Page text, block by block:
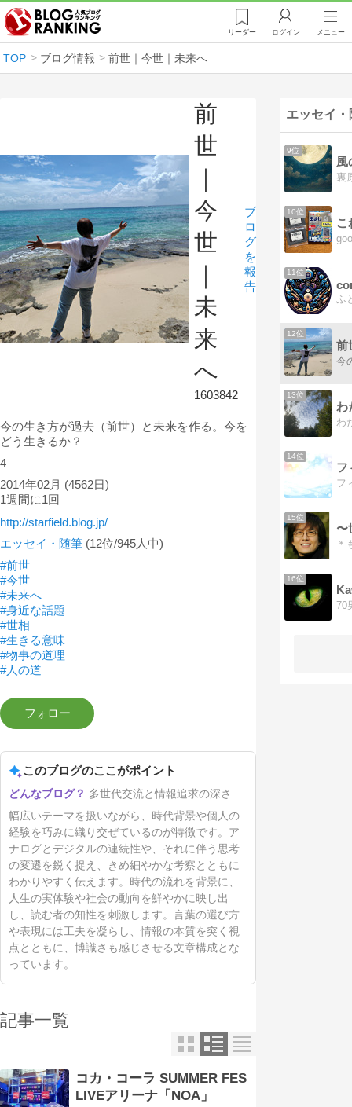
リーダー ログイン メニュー
TOP ブログ情報 前世｜今世｜未来へ
前
世
今
世
未
来
へ
1603842
ブ
ロ
グ
を
報
告
今の生き方が過去（前世）と未来を作る。今を
どう生きるか？
4
2014年02月 (4562日)
1週間に1回
http://starfield.blog.jp/
エッセイ・随筆 (12位/945人中)
#前世
#今世
#未来へ
#身近な話題
#世相
#生きる意味
#物事の道理
#人の道
このブログのここがポイント
多世代交流と情報追求の深さ
幅広いテーマを扱いながら、時代背景や個人の
経験を巧みに織り交ぜているのが特徴です。ア
ナログとデジタルの連続性や、それに伴う思考
の変遷を鋭く捉え、きめ細やかな考察とともに
わかりやすく伝えます。時代の流れを背景に、
人生の実体験や社会の動向を鮮やかに映し出
し、読む者の知性を刺激します。言葉の選び方
や表現には工夫を凝らし、情報の本質を突く視
点とともに、博識さも感じさせる文章構成とな
っています。
記事一覧
コカ・コーラ SUMMER FES
LIVEアリーナ「NOA」
エッセイ
9位
風
10位
11位
12位
前
13位
わ
14位
15位
16位